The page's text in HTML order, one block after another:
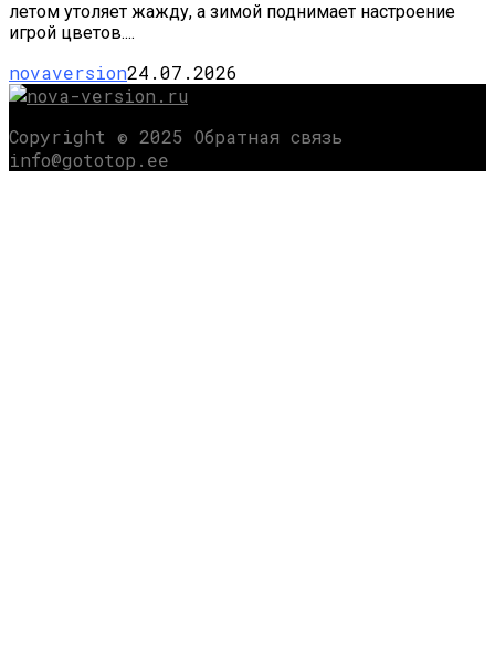
летом утоляет жажду, а зимой поднимает настроение
игрой цветов....
novaversion24.07.2026
Copyright © 2025 Обратная связь
info@gototop.ee